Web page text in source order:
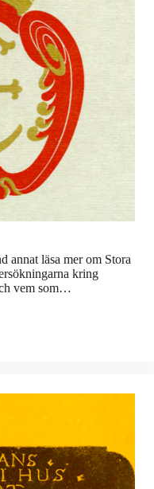
annat läsa mer om Stora
kring
vem som…